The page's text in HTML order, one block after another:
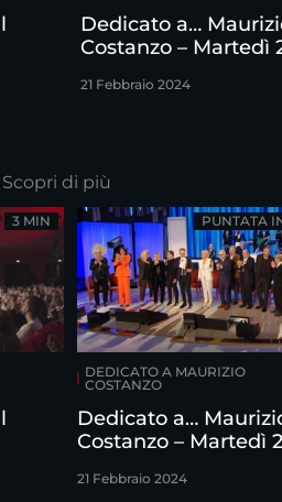
Dedicato a…
Costanzo – Martedì
21 Febbraio 2024
Scopri di più
3 MIN
DEDICATO A MAURIZIO
COSTANZO
Dedicato a…
Costanzo – Martedì
21 Febbraio 2024
PUNTATA